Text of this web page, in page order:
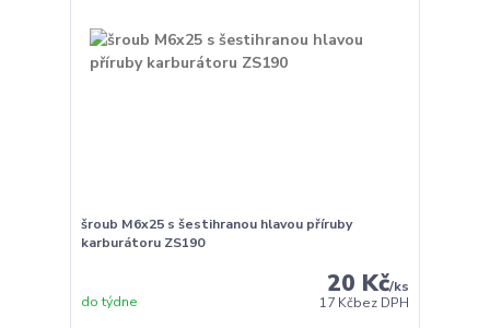
šroub M6x25 s šestihranou hlavou příruby
karburátoru ZS190
20 Kč/ks
17 Kčbez DPH
do týdne